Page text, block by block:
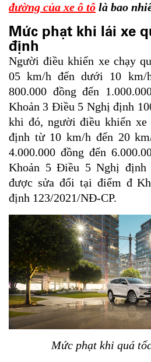
đường của xe ô tô là bao
Mức phạt khi lái xe
định
Người điều khiển xe chạy
05 km/h đến dưới 10
800.000 đồng đến
Khoản 3 Điều 5 Nghị định
khi đó, người điều khiển xe
định từ 10 km/h đến 20
4.000.000 đồng đến
Khoản 5 Điều 5 Nghị định
được sửa đổi tại điểm đ
định 123/2021/NĐ-CP.
Mức phạt khi quá